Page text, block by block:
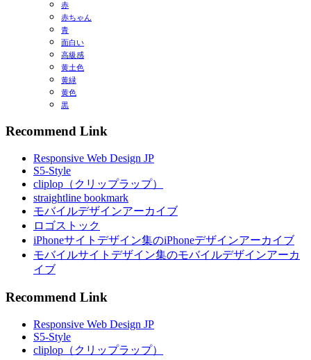
赤
赤ちゃん
青
面白い
高級感
黄土色
黄緑
黄色
黒
Recommend Link
Responsive Web Design JP
S5-Style
cliplop（クリップラップ）
straightline bookmark
モバイルデザインアーカイブ
ロゴストック
iPhoneサイトデザイン集のiPhoneデザインアーカイブ
モバイルサイトデザイン集のモバイルデザインアーカ
イブ
Recommend Link
Responsive Web Design JP
S5-Style
cliplop（クリップラップ）